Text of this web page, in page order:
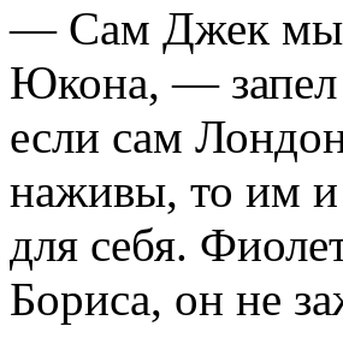
— Сам Джек мыл
Юкона, — запел
если сам
наживы, то им и
для себя.
Бориса, он не